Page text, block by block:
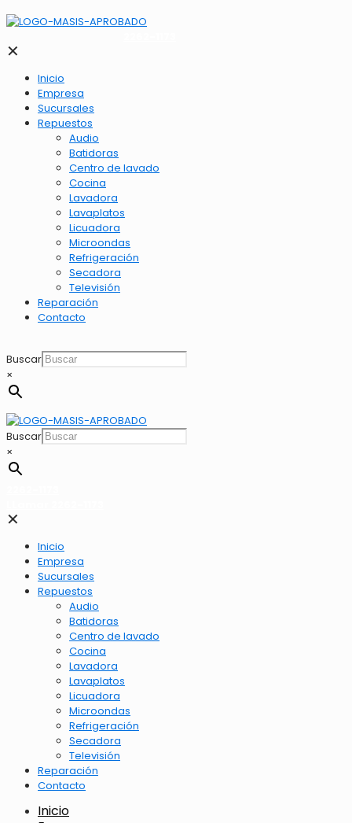
✕
Inicio
Empresa
Sucursales
Repuestos
Audio
Batidoras
Centro de lavado
Cocina
Lavadora
Lavaplatos
Licuadora
Microondas
Refrigeración
Secadora
Televisión
Reparación
Contacto
Buscar
×
Buscar
×
✕
Inicio
Empresa
Sucursales
Repuestos
Audio
Batidoras
Centro de lavado
Cocina
Lavadora
Lavaplatos
Licuadora
Microondas
Refrigeración
Secadora
Televisión
Reparación
Contacto
Inicio